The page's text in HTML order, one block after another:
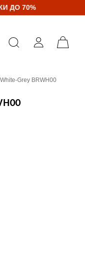
ДО 70%
Grey BRWH00